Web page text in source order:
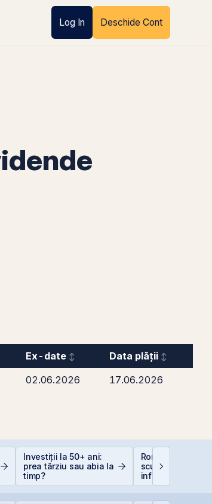
Log In Deschide Cont
Ex-date
Data plății
02.06.2026 17.06.2026
Investiții la 50+ ani:
prea târziu sau abia la
timp?
România,
scumpiri în UE:
inflația de 8,4%
erodează